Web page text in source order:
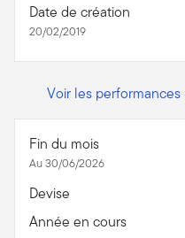
Date de création
20/02/2019
Voir les
Fin du mois
Au 30/06/2026
Devise
Année en cours